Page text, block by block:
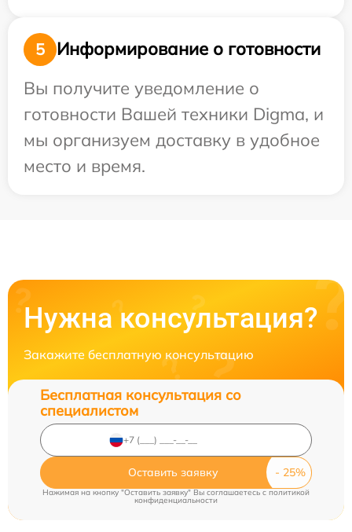
5
Информирование о готовности
Вы получите уведомление о
готовности Вашей техники Digma, и
мы организуем доставку в удобное
место и время.
Нужна консультация?
Закажите бесплатную консультацию
Бесплатная консультация со
специалистом
Оставить заявку
Нажимая на кнопку "Оставить заявку" Вы соглашаетесь cполитикой
конфиденциальности